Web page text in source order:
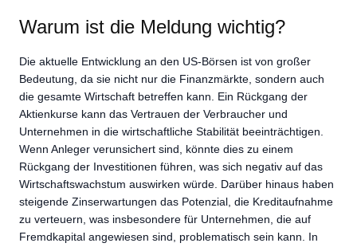
Warum ist die Meldung wichtig?
Die aktuelle Entwicklung an den US-Börsen ist von großer
Bedeutung, da sie nicht nur die Finanzmärkte, sondern auch
die gesamte Wirtschaft betreffen kann. Ein Rückgang der
Aktienkurse kann das Vertrauen der Verbraucher und
Unternehmen in die wirtschaftliche Stabilität beeinträchtigen.
Wenn Anleger verunsichert sind, könnte dies zu einem
Rückgang der Investitionen führen, was sich negativ auf das
Wirtschaftswachstum auswirken würde. Darüber hinaus haben
steigende Zinserwartungen das Potenzial, die Kreditaufnahme
zu verteuern, was insbesondere für Unternehmen, die auf
Fremdkapital angewiesen sind, problematisch sein kann. In